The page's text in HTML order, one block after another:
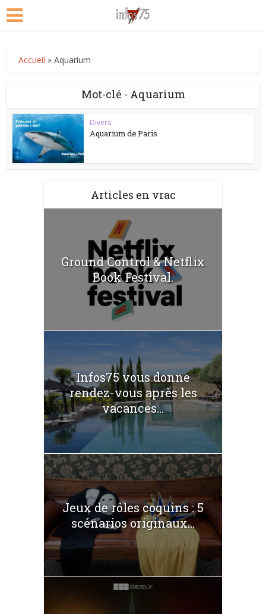
Accueil »Aquarium
Mot-clé - Aquarium
Divers
Aquarium de Paris
Articles en vrac
Ground Control & Netflix
Book Festival.
Infos75 vous donne
rendez-vous après les
vacances...
Jeux de rôles coquins : 5
scénarios originaux...